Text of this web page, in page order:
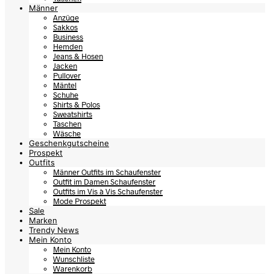
Männer
Anzüge
Sakkos
Business
Hemden
Jeans & Hosen
Jacken
Pullover
Mäntel
Schuhe
Shirts & Polos
Sweatshirts
Taschen
Wäsche
Geschenkgutscheine
Prospekt
Outfits
Männer Outfits im Schaufenster
Outfit im Damen Schaufenster
Outfits im Vis à Vis Schaufenster
Mode Prospekt
Sale
Marken
Trendy News
Mein Konto
Mein Konto
Wunschliste
Warenkorb